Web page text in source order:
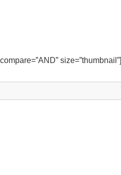
size=”thumbnail”]